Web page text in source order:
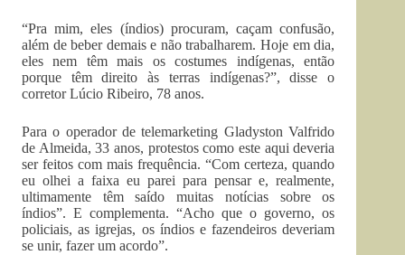
“Pra mim, eles (índios) procuram, caçam confusão,
além de beber demais e não trabalharem. Hoje em dia,
eles nem têm mais os costumes indígenas, então
porque têm direito às terras indígenas?”, disse o
corretor Lúcio Ribeiro, 78 anos.
Para o operador de telemarketing Gladyston Valfrido
de Almeida, 33 anos, protestos como este aqui deveria
ser feitos com mais frequência. “Com certeza, quando
eu olhei a faixa eu parei para pensar e, realmente,
ultimamente têm saído muitas notícias sobre os
índios”. E complementa. “Acho que o governo, os
policiais, as igrejas, os índios e fazendeiros deveriam
se unir, fazer um acordo”.